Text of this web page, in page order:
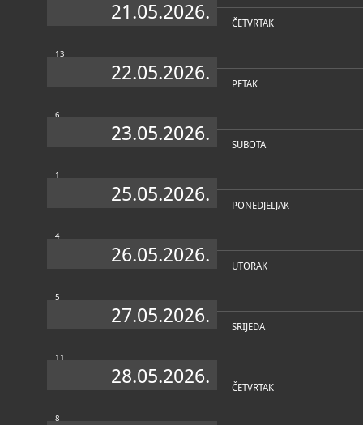
21.05.2026. ČETVRTAK
13
22.05.2026. PETAK
6
23.05.2026. SUBOTA
1
25.05.2026. PONEDJELJAK
4
26.05.2026. UTORAK
5
27.05.2026. SRIJEDA
11
28.05.2026. ČETVRTAK
8